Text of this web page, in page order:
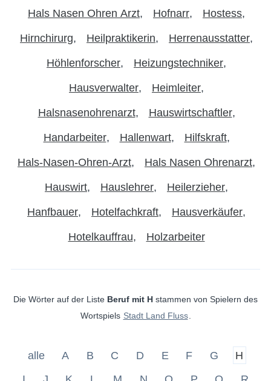
Hals Nasen Ohren Arzt Hofnarr Hostess
Hirnchirurg Heilpraktikerin Herrenausstatter
Höhlenforscher Heizungstechniker
Hausverwalter Heimleiter
Halsnasenohrenarzt Hauswirtschaftler
Handarbeiter Hallenwart Hilfskraft
Hals-Nasen-Ohren-Arzt Hals Nasen Ohrenarzt
Hauswirt Hauslehrer Heilerzieher
Hanfbauer Hotelfachkraft Hausverkäufer
Hotelkauffrau Holzarbeiter
Die Wörter auf der Liste Beruf mit H stammen von Spielern des
Wortspiels Stadt Land Fluss
alle A B C D E F G
H